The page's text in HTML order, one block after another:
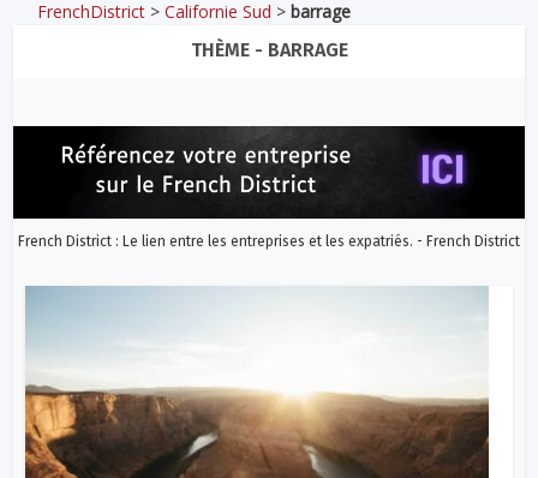
FrenchDistrict >Californie Sud >barrage
THÈME - BARRAGE
French District : Le lien entre les entreprises et les expatriés. - French District